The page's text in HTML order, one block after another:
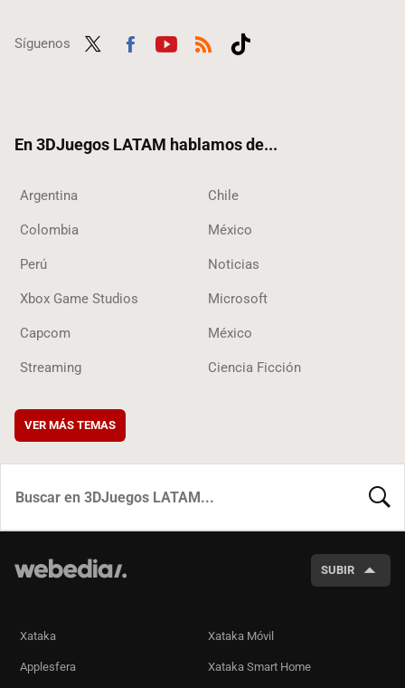
Síguenos
En 3DJuegos LATAM hablamos de...
Argentina Chile
Colombia México
Perú Noticias
Xbox Game Studios Microsoft
Capcom México
Streaming Ciencia Ficción
VER MÁS TEMAS
SUBIR
Xataka Xataka Móvil
Applesfera Xataka Smart Home